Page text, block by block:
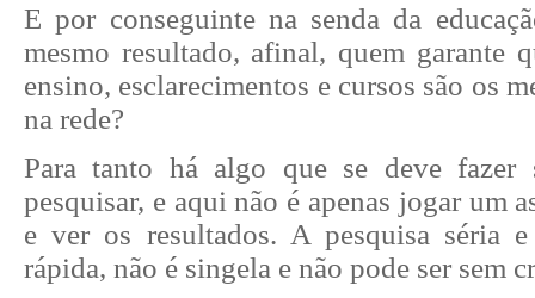
E por conseguinte na senda da
mesmo resultado, afinal, quem garante
ensino, esclarecimentos e cursos são os
na rede?
Para tanto há algo que se deve fazer
pesquisar, e aqui não é apenas jogar um
e ver os resultados. A pesquisa séria
rápida, não é singela e não pode ser sem